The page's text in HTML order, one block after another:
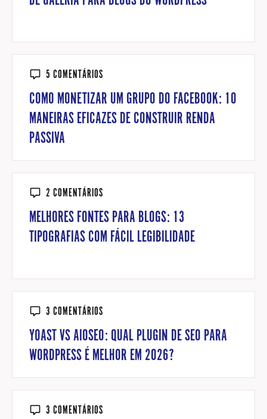
5 COMENTÁRIOS
COMO MONETIZAR UM GRUPO DO FACEBOOK: 10
MANEIRAS EFICAZES DE CONSTRUIR RENDA
PASSIVA
2 COMENTÁRIOS
MELHORES FONTES PARA BLOGS: 13
TIPOGRAFIAS COM FÁCIL LEGIBILIDADE
3 COMENTÁRIOS
YOAST VS AIOSEO: QUAL PLUGIN DE SEO PARA
WORDPRESS É MELHOR EM 2026?
3 COMENTÁRIOS